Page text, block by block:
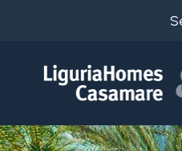
ENScegli